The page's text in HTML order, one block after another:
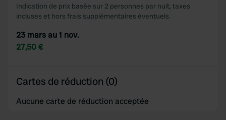
Indication de prix basée sur 2 personnes par nuit, taxes
incluses et hors frais supplémentaires éventuels.
23 mars au 1 nov.
27,50 €
Cartes de réduction (0)
Aucune carte de réduction acceptée